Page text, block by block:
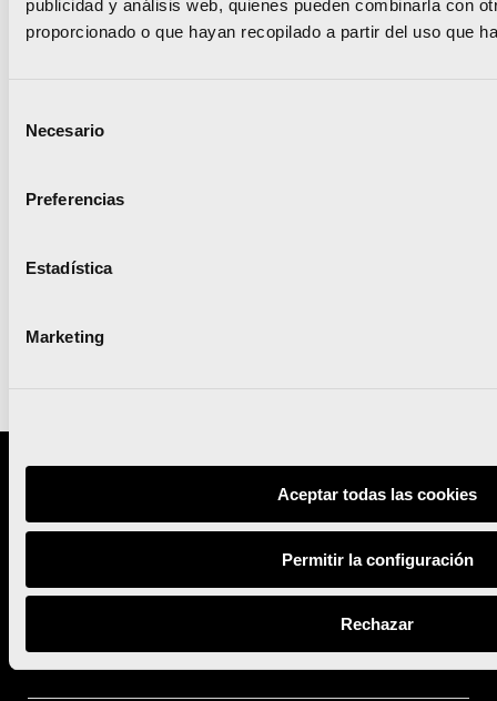
publicidad y análisis web, quienes pueden combinarla con
proporcionado o que hayan recopilado a partir del uso que
Necesario
Preferencias
Estadística
Marketing
Aceptar todas las cookies
Permitir la configuración
Rechazar
solidario ‘Valencia contra
domingo 18 de octubre
Proyecto promovido por:
Con la colaboración de: